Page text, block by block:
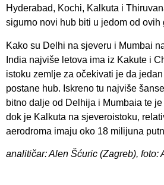
Hyderabad, Kochi, Kalkuta i
sigurno novi hub biti u jedom od ovih
Kako su Delhi na sjeveru i Mumbai
India najviše letova ima iz Kakute i
istoku zemlje za očekivati je da
postane hub. Iskreno tu najviše
bitno dalje od Delhija i Mumbaia te
dok je Kalkuta na sjeveroistoku,
aerodroma imaju oko 18 milijuna
analitičar: Alen Šćuric (Zagreb), foto: